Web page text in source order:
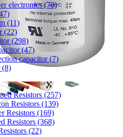
electronics (70)
(11)
(22)
(298)
(47)
capacitor (7)
(8)
Resistors (257)
Resistors (139)
Resistors (169)
Resistors (368)
(22)